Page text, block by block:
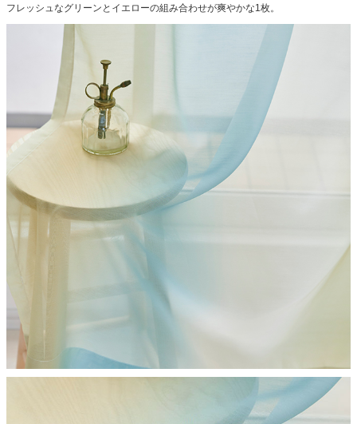
フレッシュなグリーンとイエローの組み合わせが爽やかな1枚。